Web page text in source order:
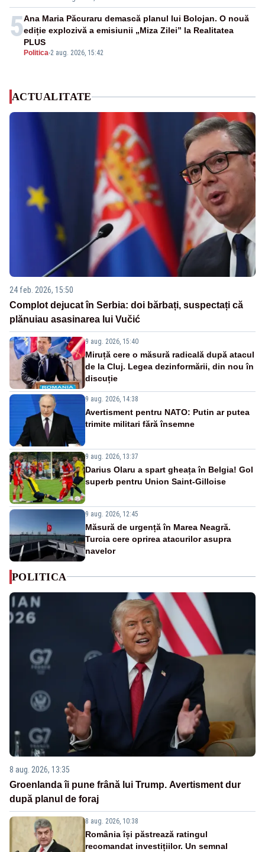
5
Politica-2 aug. 2026, 15:42
Ana Maria Păcuraru demască planul lui Bolojan. O nouă
ediție explozivă a emisiunii „Miza Zilei” la Realitatea
PLUS
ACTUALITATE
24 feb. 2026, 15:50
Complot dejucat în Serbia: doi bărbați, suspectați că
plănuiau asasinarea lui Vučić
9 aug. 2026, 15:40
Miruță cere o măsură radicală după atacul
de la Cluj. Legea dezinformării, din nou în
discuție
9 aug. 2026, 14:38
Avertisment pentru NATO: Putin ar putea
trimite militari fără însemne
9 aug. 2026, 13:37
Darius Olaru a spart gheața în Belgia! Gol
superb pentru Union Saint-Gilloise
9 aug. 2026, 12:45
Măsură de urgență în Marea Neagră.
Turcia cere oprirea atacurilor asupra
navelor
POLITICA
8 aug. 2026, 13:35
Groenlanda îi pune frână lui Trump. Avertisment dur
după planul de foraj
8 aug. 2026, 10:38
România își păstrează ratingul
recomandat investițiilor. Un semnal